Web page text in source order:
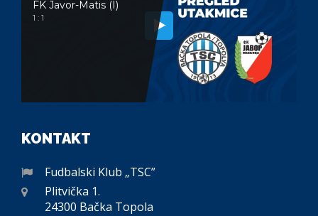
FK Javor-Matis (I)
1 : 1
KONTAKT
Fudbalski Klub „TSC”
Plitvička 1.
24300 Bačka Topola